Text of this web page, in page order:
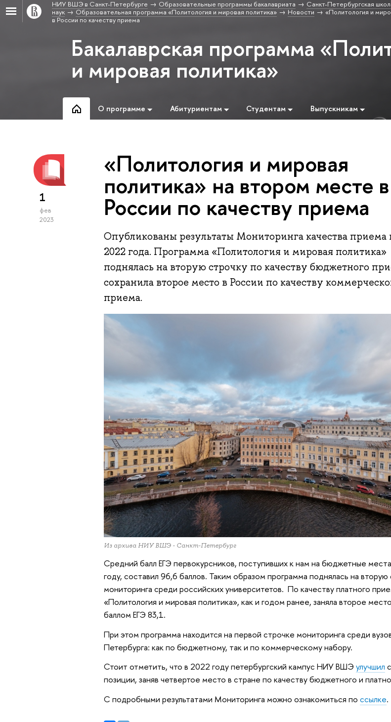
НИУ ВШЭ в Санкт-Петербурге Образовательные программы бакалавриата
Санкт-Петербургская
наук
Образовательная программа «Политология и мировая политика» Новости
«Политология и
в России по качеству приема
Бакалаврская программа
и мировая политика»
О программе Абитуриентам Студентам Выпускникам
1
фев
2023
«Политология и мировая
политика» на втором месте в
России по качеству приема
Опубликованы результаты Мониторинга качества приема
2022 года. Программа «Политология и мировая политика»
поднялась на вторую строчку по качеству бюджетного
сохранила второе место в России по качеству
приема.
Из архива НИУ ВШЭ - Санкт-Петербург
Средний балл ЕГЭ первокурсников, поступивших к нам на бюджетные
году, составил 96,6 баллов. Таким образом программа поднялась на вторую
мониторинга среди российских университетов. По качеству платного
«Политология и мировая политика», как и годом ранее, заняла второе
баллом ЕГЭ 83,1.
При этом программа находится на первой строчке мониторинга среди
Петербурга: как по бюджетному, так и по коммерческому набору.
Стоит отметить, что в 2022 году петербургский кампус НИУ ВШЭ улучшил
позиции, заняв четвертое место в стране по качеству бюджетного и
С подробными результатами Мониторинга можно ознакомиться по ссылке.